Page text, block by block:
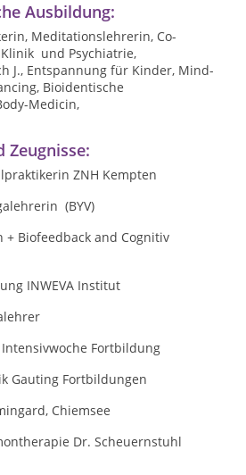
Ausbildung:
Meditationslehrerin, Co-
und Psychiatrie,
J., Entspannung für Kinder, Mind-
Bioidentische
Medicin,
Zeugnisse:
ZNH Kempten
(BYV)
Biofeedback and Cognitiv
INWEVA Institut
Fortbildung
Gauting Fortbildungen
Chiemsee
Dr. Scheuernstuhl